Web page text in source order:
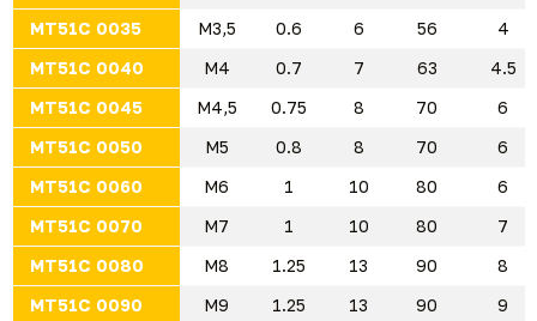
MT51C 0035
M3,5 0.6 6 56
4
MT51C 0040
M4 0.7 7 63
4.5
MT51C 0045
M4,5 0.75 8 70
6
MT51C 0050
M5 0.8 8 70
6
MT51C 0060
M6 1 10 80
6
MT51C 0070
M7 1 10 80
7
MT51C 0080
M8 1.25 13 90
8
MT51C 0090
M9 1.25 13 90
9